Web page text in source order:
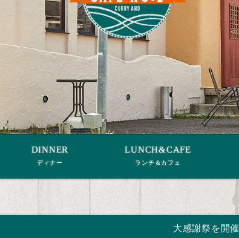
DINNER
ディナー
LUNCH&CAFE
ランチ＆カフェ
大感謝祭を開催